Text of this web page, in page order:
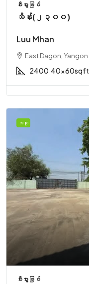
စီးပွားဖြစ်
သိန်း(၂၃၀၀)
Luu Mhan
East Dagon, Yangon
2400 40x60sqft
အထူး
စီးပွားဖြစ်